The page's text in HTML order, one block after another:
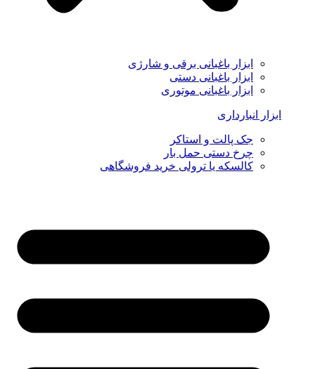
ابزار باغبانی برقی و شارژی
ابزار باغبانی دستی
ابزار باغبانی موتوری
ابزار انبارداری
جک پالت و استاکر
چرخ دستی حمل بار
کالسکه یا ترولی خرید فروشگاهی